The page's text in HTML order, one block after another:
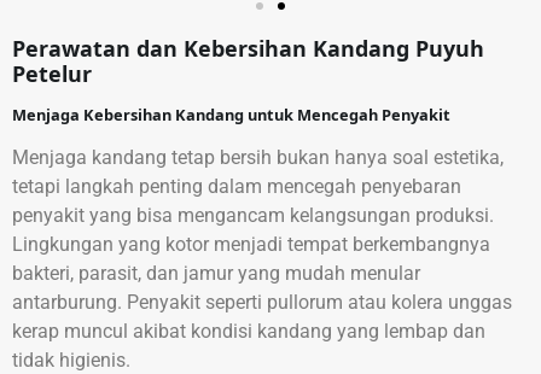
Perawatan dan Kebersihan Kandang Puyuh
Petelur
Menjaga Kebersihan Kandang untuk Mencegah Penyakit
Menjaga kandang tetap bersih bukan hanya soal estetika,
tetapi langkah penting dalam mencegah penyebaran
penyakit yang bisa mengancam kelangsungan produksi.
Lingkungan yang kotor menjadi tempat berkembangnya
bakteri, parasit, dan jamur yang mudah menular
antarburung. Penyakit seperti pullorum atau kolera unggas
kerap muncul akibat kondisi kandang yang lembap dan
tidak higienis.